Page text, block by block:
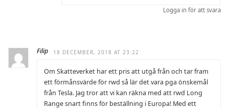
Logga in för att svara
Filip 18 DECEMBER, 2018 AT 23:22
Om Skatteverket har ett pris att utgå från och tar fram
ett förmånsvärde för rwd så lär det vara pga önskemål
från Tesla. Jag tror att vi kan räkna med att rwd Long
Range snart finns för beställning i Europa! Med ett